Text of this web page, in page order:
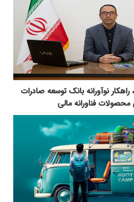
راهکار نوآورانه بانک توسعه صادرات
محصولات فناورانه مالی